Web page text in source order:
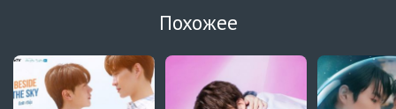
7 серия
Зантис, скучаю по тебе
8 серия
Превью
Похожее